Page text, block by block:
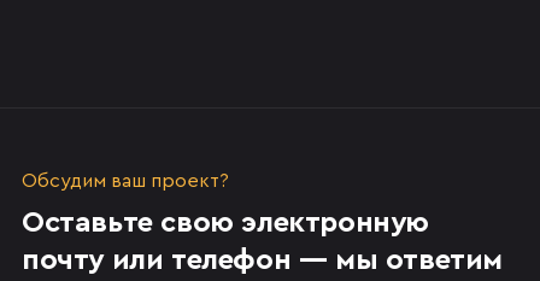
Обсудим ваш проект?
Оставьте свою электронную
почту или телефон — мы ответим